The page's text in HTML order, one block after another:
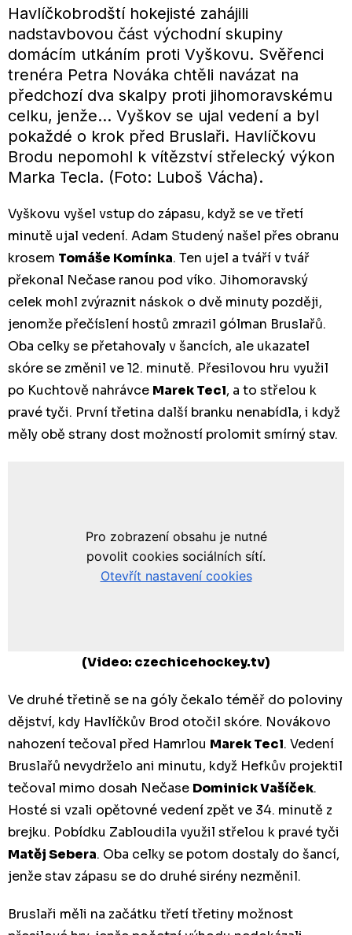
Havlíčkobrodští hokejisté zahájili
nadstavbovou část východní skupiny
domácím utkáním proti Vyškovu. Svěřenci
trenéra Petra Nováka chtěli navázat na
předchozí dva skalpy proti jihomoravskému
celku, jenže... Vyškov se ujal vedení a byl
pokaždé o krok před Bruslaři. Havlíčkovu
Brodu nepomohl k vítězství střelecký výkon
Marka Tecla. (Foto: Luboš Vácha).
Vyškovu vyšel vstup do zápasu, když se ve třetí
minutě ujal vedení. Adam Studený našel přes obranu
krosem Tomáše Komínka. Ten ujel a tváří v tvář
překonal Nečase ranou pod víko. Jihomoravský
celek mohl zvýraznit náskok o dvě minuty později,
jenomže přečíslení hostů zmrazil gólman Bruslařů.
Oba celky se přetahovaly v šancích, ale ukazatel
skóre se změnil ve 12. minutě. Přesilovou hru využil
po Kuchtově nahrávce Marek Tecl, a to střelou k
pravé tyči. První třetina další branku nenabídla, i když
měly obě strany dost možností prolomit smírný stav.
(Video: czechicehockey.tv)
Ve druhé třetině se na góly čekalo téměř do poloviny
dějství, kdy Havlíčkův Brod otočil skóre. Novákovo
nahození tečoval před Hamrlou Marek Tecl. Vedení
Bruslařů nevydrželo ani minutu, když Hefkův projektil
tečoval mimo dosah Nečase Dominick Vašíček.
Hosté si vzali opětovné vedení zpět ve 34. minutě z
brejku. Pobídku Zabloudila využil střelou k pravé tyči
Matěj Sebera. Oba celky se potom dostaly do šancí,
jenže stav zápasu se do druhé sirény nezměnil.
Bruslaři měli na začátku třetí třetiny možnost